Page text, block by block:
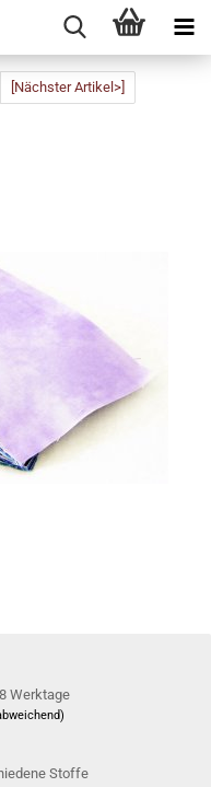
[Nächster Artikel>]
Werktage
Stoffe